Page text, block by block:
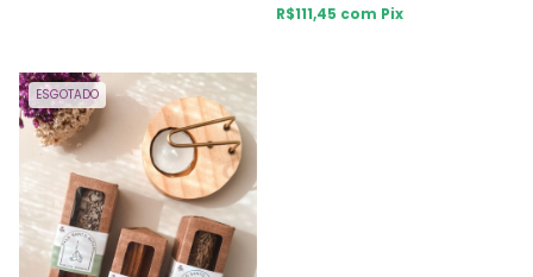
R$111,45 com Pix
ESGOTADO